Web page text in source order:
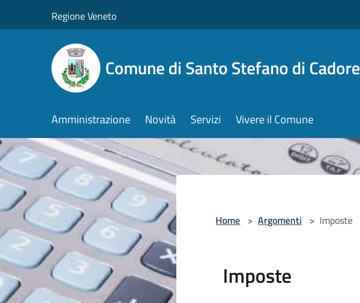
Regione Veneto
Comune di Santo Stefano di Cadore
Amministrazione Novità Servizi Vivere il Comune
Home > Argomenti > Imposte
Imposte